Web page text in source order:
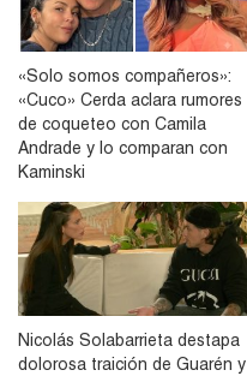
«Solo somos compañeros»:
«Cuco» Cerda aclara rumores
de coqueteo con Camila
Andrade y lo comparan con
Kaminski
Nicolás Solabarrieta destapa
dolorosa traición de Guarén y